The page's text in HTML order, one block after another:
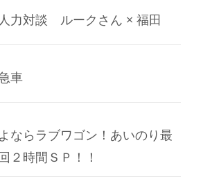
力対談 ルークさん × 福田
車
ならラブワゴン！あいのり最
２時間ＳＰ！！